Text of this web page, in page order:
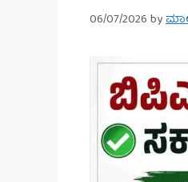
06/07/2026by